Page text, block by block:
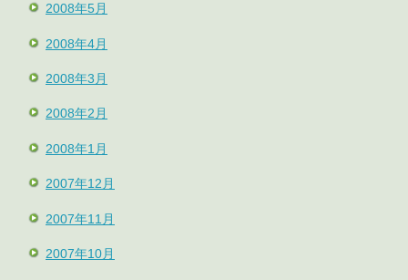
2008年5月
2008年4月
2008年3月
2008年2月
2008年1月
2007年12月
2007年11月
2007年10月